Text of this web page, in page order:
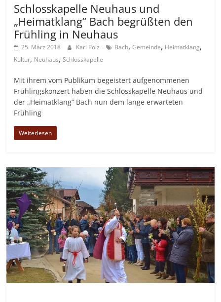
Schlosskapelle Neuhaus und
„Heimatklang“ Bach begrüßten den
Frühling in Neuhaus
25. März 2018 Karl Pölz Bach,Gemeinde, Heimatklang,
Kultur, Neuhaus,Schlosskapelle
Mit ihrem vom Publikum begeistert aufgenommenen
Frühlingskonzert haben die Schlosskapelle Neuhaus und
der „Heimatklang“ Bach nun dem lange erwarteten
Frühling
Weiterlesen